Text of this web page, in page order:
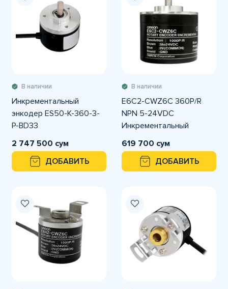
В наличии
Инкрементальный
энкодер ES50-K-360-3-
P-BD33
2 747 500 сум
ДОБАВИТЬ
В наличии
E6C2-CWZ6C 360P/R
NPN 5-24VDC
Инкрементальный
энкодер OMRON
619 700 сум
ДОБАВИТЬ